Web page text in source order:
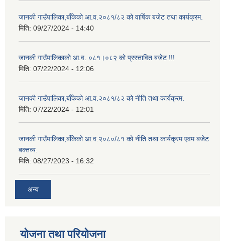
जानकी गाउँपालिका,बाँकेको आ.व.२०८१/८२ को वार्षिक बजेट तथा कार्यक्रम.
मिति: 09/27/2024 - 14:40
जानकी गाउँपालिकाको आ.व. ०८१।०८२ को प्रस्तावित बजेट !!!
मिति: 07/22/2024 - 12:06
जानकी गाउँपालिका,बाँकेको आ.व.२०८१/८२ को नीति तथा कार्यक्रम.
मिति: 07/22/2024 - 12:01
जानकी गाउँपालिका,बाँकेको आ.व.२०८०/८१ को नीति तथा कार्यक्रम एवम बजेट
बक्तव्य.
मिति: 08/27/2023 - 16:32
अन्य
योजना तथा परियोजना